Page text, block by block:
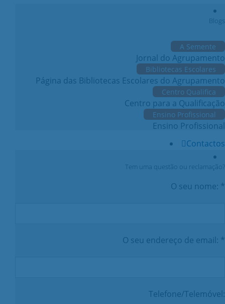
Blogs
A Semente
Jornal do Agrupamento
Bibliotecas Escolares
Página das Bibliotecas Escolares do Agrupamento
Centro Qualifica
Centro para a Qualificação
Ensino Profissional
Ensino Profissional
Contactos
Tem uma questão ou reclamação?
O seu nome: *
O seu endereço de email: *
Telefone/Telemóvel: